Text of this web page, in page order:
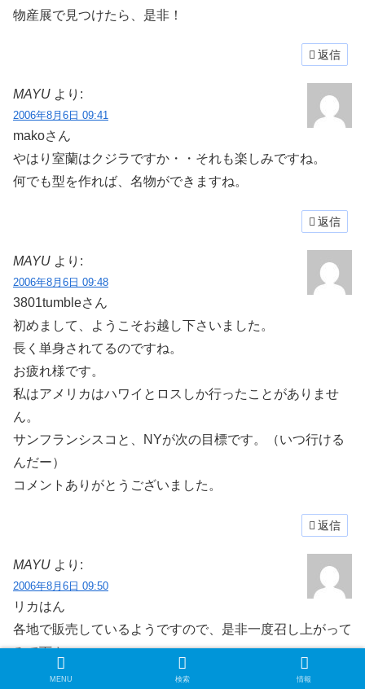
物産展で見つけたら、是非！
返信
MAYU より:
2006年8月6日 09:41
makoさん
やはり室蘭はクジラですか・・それも楽しみですね。
何でも型を作れば、名物ができますね。
返信
MAYU より:
2006年8月6日 09:48
3801tumbleさん
初めまして、ようこそお越し下さいました。
長く単身されてるのですね。
お疲れ様です。
私はアメリカはハワイとロスしか行ったことがありませ
ん。
サンフランシスコと、NYが次の目標です。（いつ行ける
んだー）
コメントありがとうございました。
返信
MAYU より:
2006年8月6日 09:50
リカはん
各地で販売しているようですので、是非一度召し上がって
みて下さい。
MENU 検索 情報